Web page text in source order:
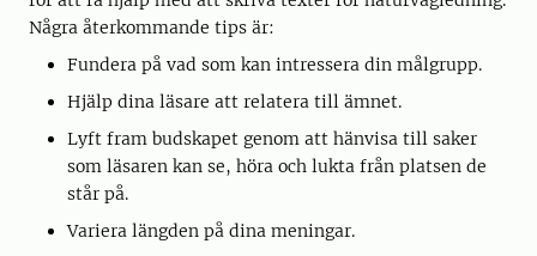
Några återkommande tips är:
Fundera på vad som kan intressera din målgrupp.
Hjälp dina läsare att relatera till ämnet.
Lyft fram budskapet genom att hänvisa till saker
som läsaren kan se, höra och lukta från platsen de
står på.
Variera längden på dina meningar.